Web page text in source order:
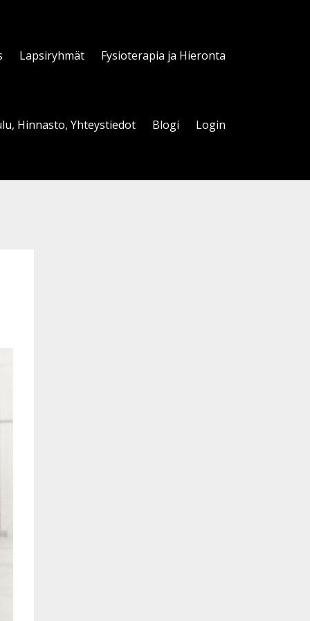
Lapsiryhmät Fysioterapia ja Hieronta
Hinnasto, Yhteystiedot Blogi Login